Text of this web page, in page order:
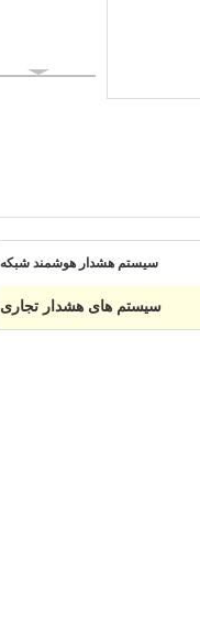
سیستم هشدار هوشمند شبکه
سیستم های هشدار تجاری